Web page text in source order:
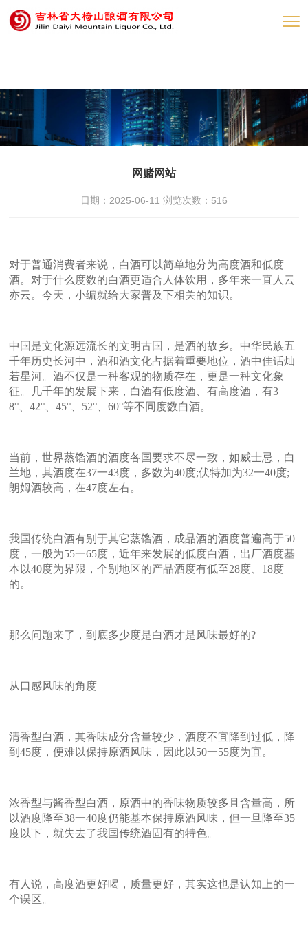
网赌网站
网赌网站
日期：2025-06-11 浏览次数： 516
对于普通消费者来说，白酒可以简单地分为高度酒和低度
酒。对于什么度数的白酒更适合人体饮用，多年来一直人云
亦云。今天，小编就给大家普及下相关的知识。
中国是文化源远流长的文明古国，是酒的故乡。中华民族五
千年历史长河中，酒和酒文化占据着重要地位，酒中佳话灿
若星河。酒不仅是一种客观的物质存在，更是一种文化象
征。几千年的发展下来，白酒有低度酒、有高度酒，有3
8°、42°、45°、52°、60°等不同度数白酒。
当前，世界蒸馏酒的酒度各国要求不尽一致，如威士忌，白
兰地，其酒度在37一43度，多数为40度;伏特加为32一40度;
朗姆酒较高，在47度左右。
我国传统白酒有别于其它蒸馏酒，成品酒的酒度普遍高于50
度，一般为55一65度，近年来发展的低度白酒，出厂酒度基
本以40度为界限，个别地区的产品酒度有低至28度、18度
的。
那么问题来了，到底多少度是白酒才是风味最好的?
从口感风味的角度
清香型白酒，其香味成分含量较少，酒度不宜降到过低，降
到45度，便难以保持原酒风味，因此以50一55度为宜。
浓香型与酱香型白酒，原酒中的香味物质较多且含量高，所
以酒度降至38一40度仍能基本保持原酒风味，但一旦降至35
度以下，就失去了我国传统酒固有的特色。
有人说，高度酒更好喝，质量更好，其实这也是认知上的一
个误区。